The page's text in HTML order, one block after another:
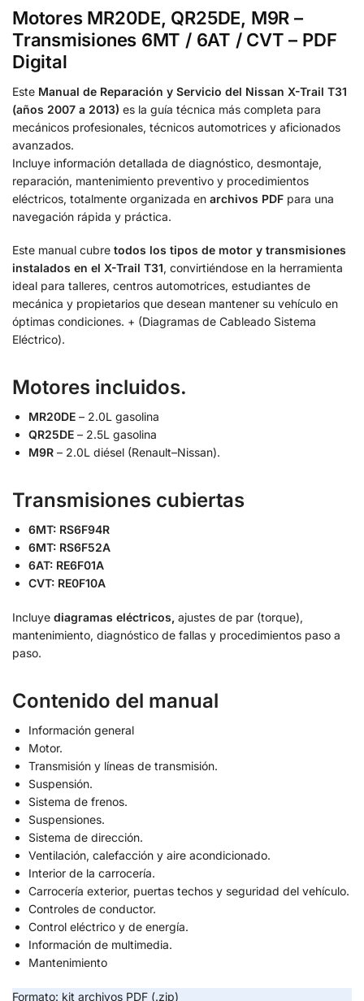
Motores MR20DE, QR25DE, M9R –
Transmisiones 6MT / 6AT / CVT – PDF
Digital
Este Manual de Reparación y Servicio del Nissan X-Trail T31
(años 2007 a 2013) es la guía técnica más completa para
mecánicos profesionales, técnicos automotrices y aficionados
avanzados.
Incluye información detallada de diagnóstico, desmontaje,
reparación, mantenimiento preventivo y procedimientos
eléctricos, totalmente organizada en archivos PDF para una
navegación rápida y práctica.
Este manual cubre todos los tipos de motor y transmisiones
instalados en el X-Trail T31, convirtiéndose en la herramienta
ideal para talleres, centros automotrices, estudiantes de
mecánica y propietarios que desean mantener su vehículo en
óptimas condiciones. + (Diagramas de Cableado Sistema
Eléctrico).
Motores incluidos.
MR20DE – 2.0L gasolina
QR25DE – 2.5L gasolina
M9R – 2.0L diésel (Renault–Nissan).
Transmisiones cubiertas
6MT: RS6F94R
6MT: RS6F52A
6AT: RE6F01A
CVT: RE0F10A
Incluye diagramas eléctricos, ajustes de par (torque),
mantenimiento, diagnóstico de fallas y procedimientos paso a
paso.
Contenido del manual
Información general
Motor.
Transmisión y líneas de transmisión.
Suspensión.
Sistema de frenos.
Suspensiones.
Sistema de dirección.
Ventilación, calefacción y aire acondicionado.
Interior de la carrocería.
Carrocería exterior, puertas techos y seguridad del vehículo.
Controles de conductor.
Control eléctrico y de energía.
Información de multimedia.
Mantenimiento
Formato: kit archivos PDF (.zip)